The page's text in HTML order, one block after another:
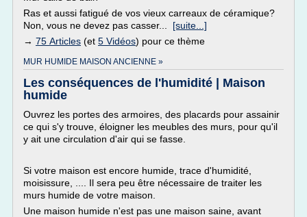
Ras et aussi fatigué de vos vieux carreaux de céramique?
Non, vous ne devez pas casser... [suite...]
→ 75 Articles (et 5 Vidéos) pour ce thème
MUR HUMIDE MAISON ANCIENNE »
Les conséquences de l'humidité | Maison
humide
Ouvrez les portes des armoires, des placards pour assainir
ce qui s'y trouve, éloigner les meubles des murs, pour qu'il
y ait une circulation d'air qui se fasse.
Si votre maison est encore humide, trace d'humidité,
moisissure, .... Il sera peu être nécessaire de traiter les
murs humide de votre maison.
Une maison humide n'est pas une maison saine, avant